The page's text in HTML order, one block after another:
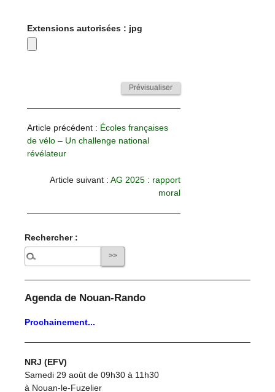
Extensions autorisées : jpg
Article précédent : Écoles françaises
de vélo – Un challenge national
révélateur
Article suivant : AG 2025 : rapport
moral
Rechercher :
Agenda de Nouan-Rando
Prochainement...
NRJ (EFV)
Samedi 29 août de 09h30 à 11h30
à Nouan-le-Fuzelier